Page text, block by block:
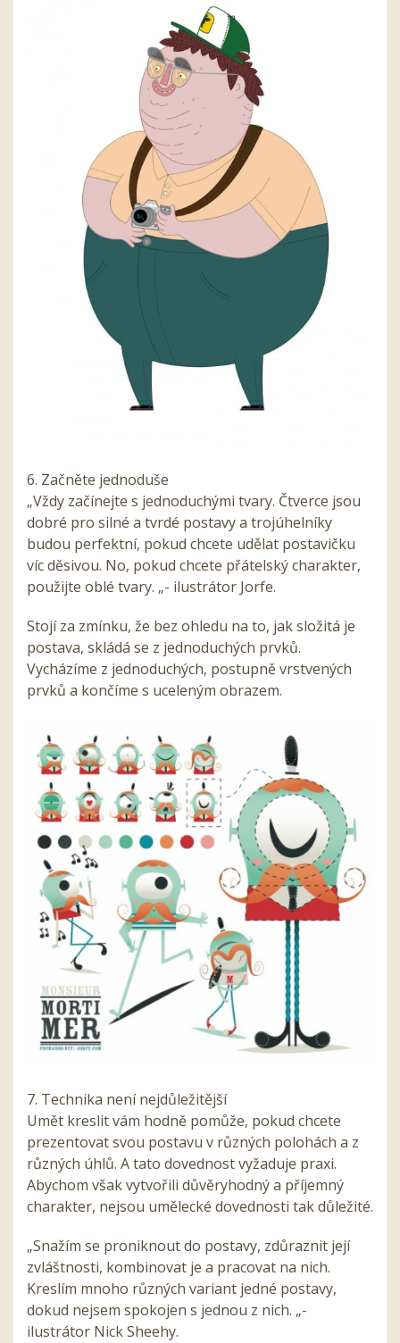
6. Začněte jednoduše
„Vždy začínejte s jednoduchými tvary. Čtverce jsou
dobré pro silné a tvrdé postavy a trojúhelníky
budou perfektní, pokud chcete udělat postavičku
víc děsivou. No, pokud chcete přátelský charakter,
použijte oblé tvary. „- ilustrátor Jorfe.
Stojí za zmínku, že bez ohledu na to, jak složitá je
postava, skládá se z jednoduchých prvků.
Vycházíme z jednoduchých, postupně vrstvených
prvků a končíme s uceleným obrazem.
7. Technika není nejdůležitější
Umět kreslit vám hodně pomůže, pokud chcete
prezentovat svou postavu v různých polohách a z
různých úhlů. A tato dovednost vyžaduje praxi.
Abychom však vytvořili důvěryhodný a příjemný
charakter, nejsou umělecké dovednosti tak důležité.
„Snažím se proniknout do postavy, zdůraznit její
zvláštnosti, kombinovat je a pracovat na nich.
Kreslím mnoho různých variant jedné postavy,
dokud nejsem spokojen s jednou z nich. „-
ilustrátor Nick Sheehy.